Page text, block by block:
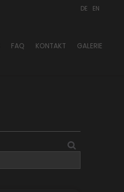
DE EN
FAQ KONTAKT GALERIE